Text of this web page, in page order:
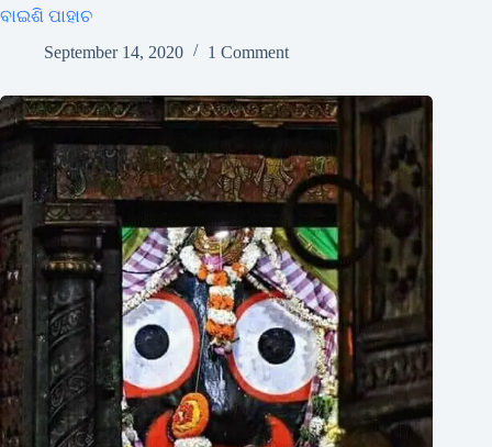
ବାଇଶି ପାହାଚ
September 14, 2020
1 Comment